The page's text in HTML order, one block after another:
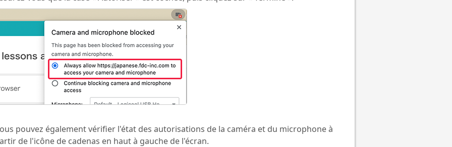
pouvez également vérifier l'état des autorisations de la caméra et du microphone à
de l'icône de cadenas en haut à gauche de l'écran.